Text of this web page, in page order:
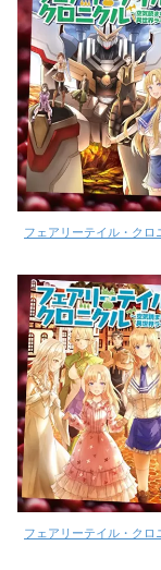
フェアリーテイル・クロ
フェアリーテイル・クロ